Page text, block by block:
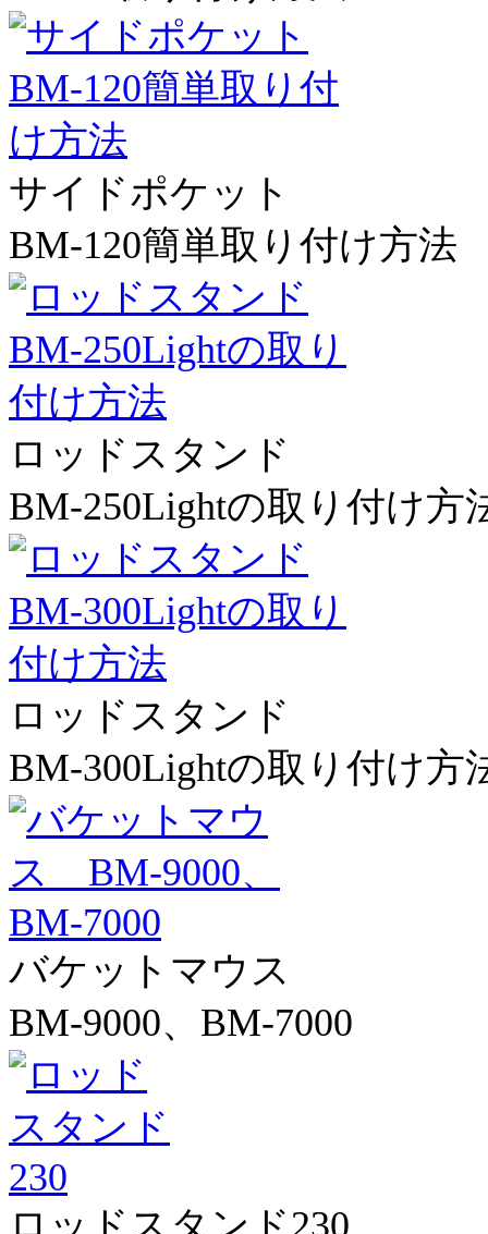
サイドポケット
BM-120簡単取り付け方法
ロッドスタンド
BM-250Lightの取り付け方
ロッドスタンド
BM-300Lightの取り付け方
バケットマウス
BM-9000、BM-7000
ロッドスタンド230